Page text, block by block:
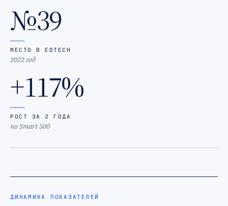
№39
МЕСТО В EDTECH
2022 год
+117%
РОСТ ЗА 2 ГОДА
по Smart 500
ДИНАМИКА ПОКАЗАТЕЛЕЙ